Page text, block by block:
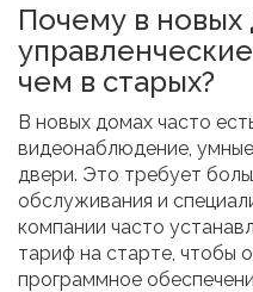
Почему в новых
чем в старых?
В новых домах часто
видеонаблюдение,
двери. Это требует
обслуживания и
компании часто
тариф на старте, чтобы
программное